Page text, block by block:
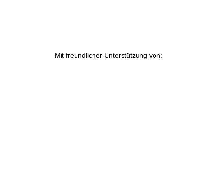
Mit freundlicher Unterstützung von: